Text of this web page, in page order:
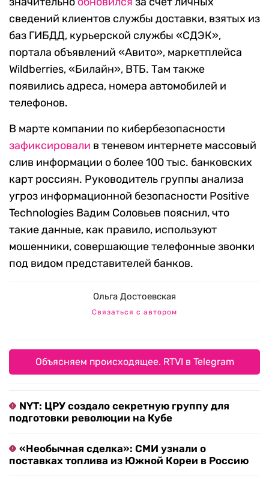
сведений клиентов службы доставки, взятых из
баз ГИБДД, курьерской службы «СДЭК»,
портала объявлений «Авито», маркетплейса
Wildberries, «Билайн», ВТБ. Там также
появились адреса, номера автомобилей и
телефонов.
В марте компании по кибербезопасности
зафиксировали в теневом интернете массовый
слив информации о более 100 тыс. банковских
карт россиян. Руководитель группы анализа
угроз информационной безопасности Positive
Technologies Вадим Соловьев пояснил, что
такие данные, как правило, используют
мошенники, совершающие телефонные звонки
под видом представителей банков.
Ольга Достоевская
Связаться с автором
Объясняем происходящее. RTVI в Telegram
NYT: ЦРУ создало секретную группу для
подготовки революции на Кубе
«Необычная сделка»: СМИ узнали о
поставках топлива из Южной Кореи в Россию